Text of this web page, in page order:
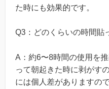
た時にも効果的です。
Q3：どのくらいの時間貼
A：約6〜8時間の使用を
って朝起きた時に剥がす
には個人差がありますの